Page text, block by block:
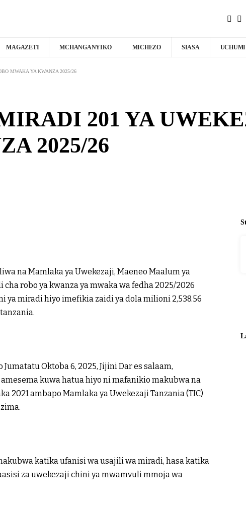
MAGAZETI MCHANGANYIKO MICHEZO SIASA UCHUMI
MWAKA YA KWANZA 2025/26
201 YA
2025/26
na Mamlaka ya Uwekezaji, Maeneo Maalum ya
robo ya kwanza ya mwaka wa fedha 2025/2026
ya miradi hiyo imefikia zaidi ya dola milioni 2,538.56
Oktoba 6, 2025, Jijini Dar es salaam,
kuwa hatua hiyo ni mafanikio makubwa na
2021 ambapo Mamlaka ya Uwekezaji Tanzania (TIC)
katika ufanisi wa usajili wa miradi, hasa katika
za uwekezaji chini ya mwamvuli mmoja wa